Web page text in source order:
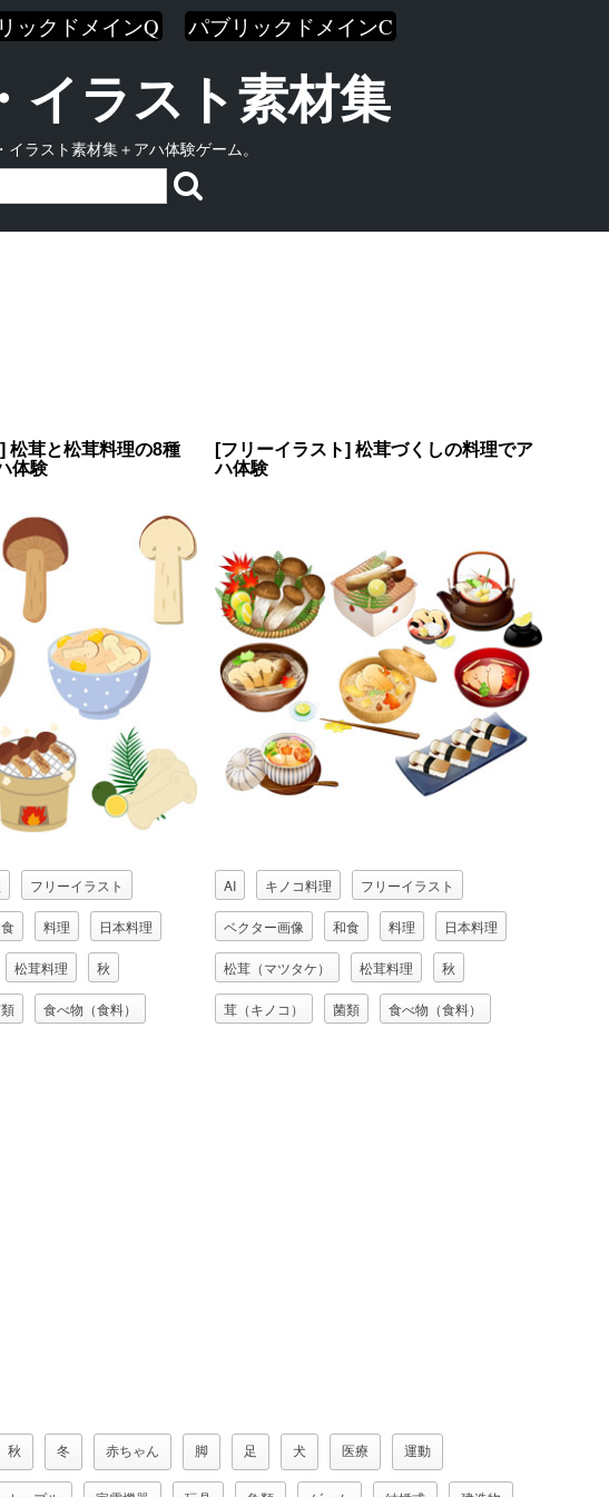
ックドメインQ パブリックドメインC
イラスト素材集
ラスト素材集＋アハ体験ゲーム。
松茸と松茸料理の8種
体験
フリーイラスト
料理 日本料理
松茸料理 秋
食べ物（食料）
[フリーイラスト] 松茸づくしの料理でア
ハ体験
AI キノコ料理 フリーイラスト
ベクター画像 和食 料理 日本料理
松茸（マツタケ） 松茸料理 秋
茸（キノコ） 菌類 食べ物（食料）
秋 冬 赤ちゃん 脚 足 犬 医療 運動